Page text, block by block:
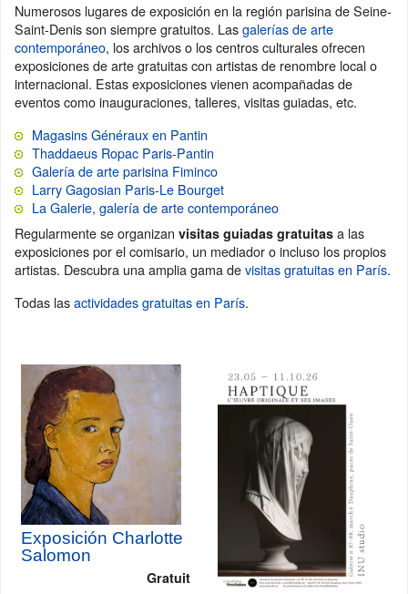
Numerosos lugares de exposición en la región parisina de Seine-
Saint-Denis son siempre gratuitos. Lasgalerías de arte
contemporáneo, los archivos o los centros culturales ofrecen
exposiciones de arte gratuitas con artistas de renombre local o
internacional. Estas exposiciones vienen acompañadas de
eventos como inauguraciones, talleres, visitas guiadas, etc.
Magasins Généraux en Pantin
Thaddaeus Ropac Paris-Pantin
Galería de arte parisina Fiminco
Larry Gagosian Paris-Le Bourget
La Galerie, galería de arte contemporáneo
Regularmente se organizan visitas guiadas gratuitas a las
exposiciones por el comisario, un mediador o incluso los propios
artistas. Descubra una amplia gama devisitas gratuitas en París.
Todas lasactividades gratuitas en París.
Exposición Charlotte
Salomon
Gratuit